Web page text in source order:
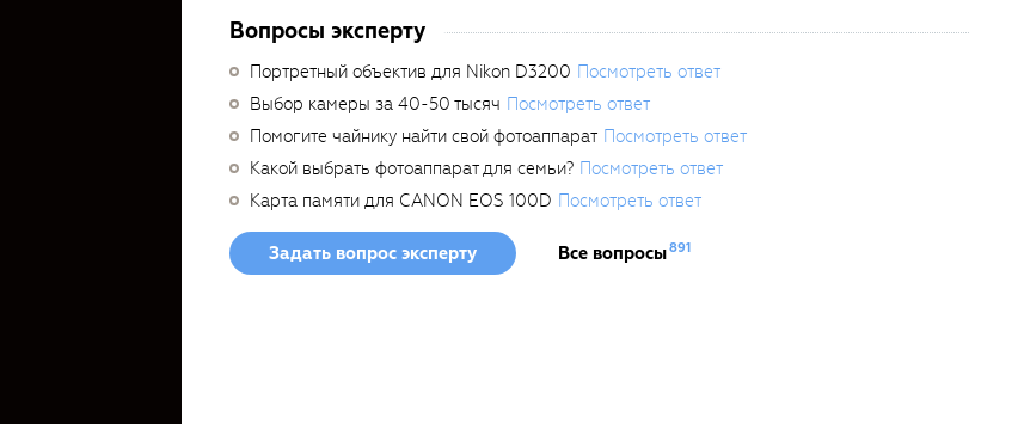
Вопросы эксперту
Портретный объектив для Nikon D3200 Посмотреть ответ
Выбор камеры за 40-50 тысяч Посмотреть ответ
Помогите чайнику найти свой фотоаппарат Посмотреть ответ
Какой выбрать фотоаппарат для семьи? Посмотреть ответ
Карта памяти для CANON EOS 100D Посмотреть ответ
Задать вопрос эксперту Все вопросы891